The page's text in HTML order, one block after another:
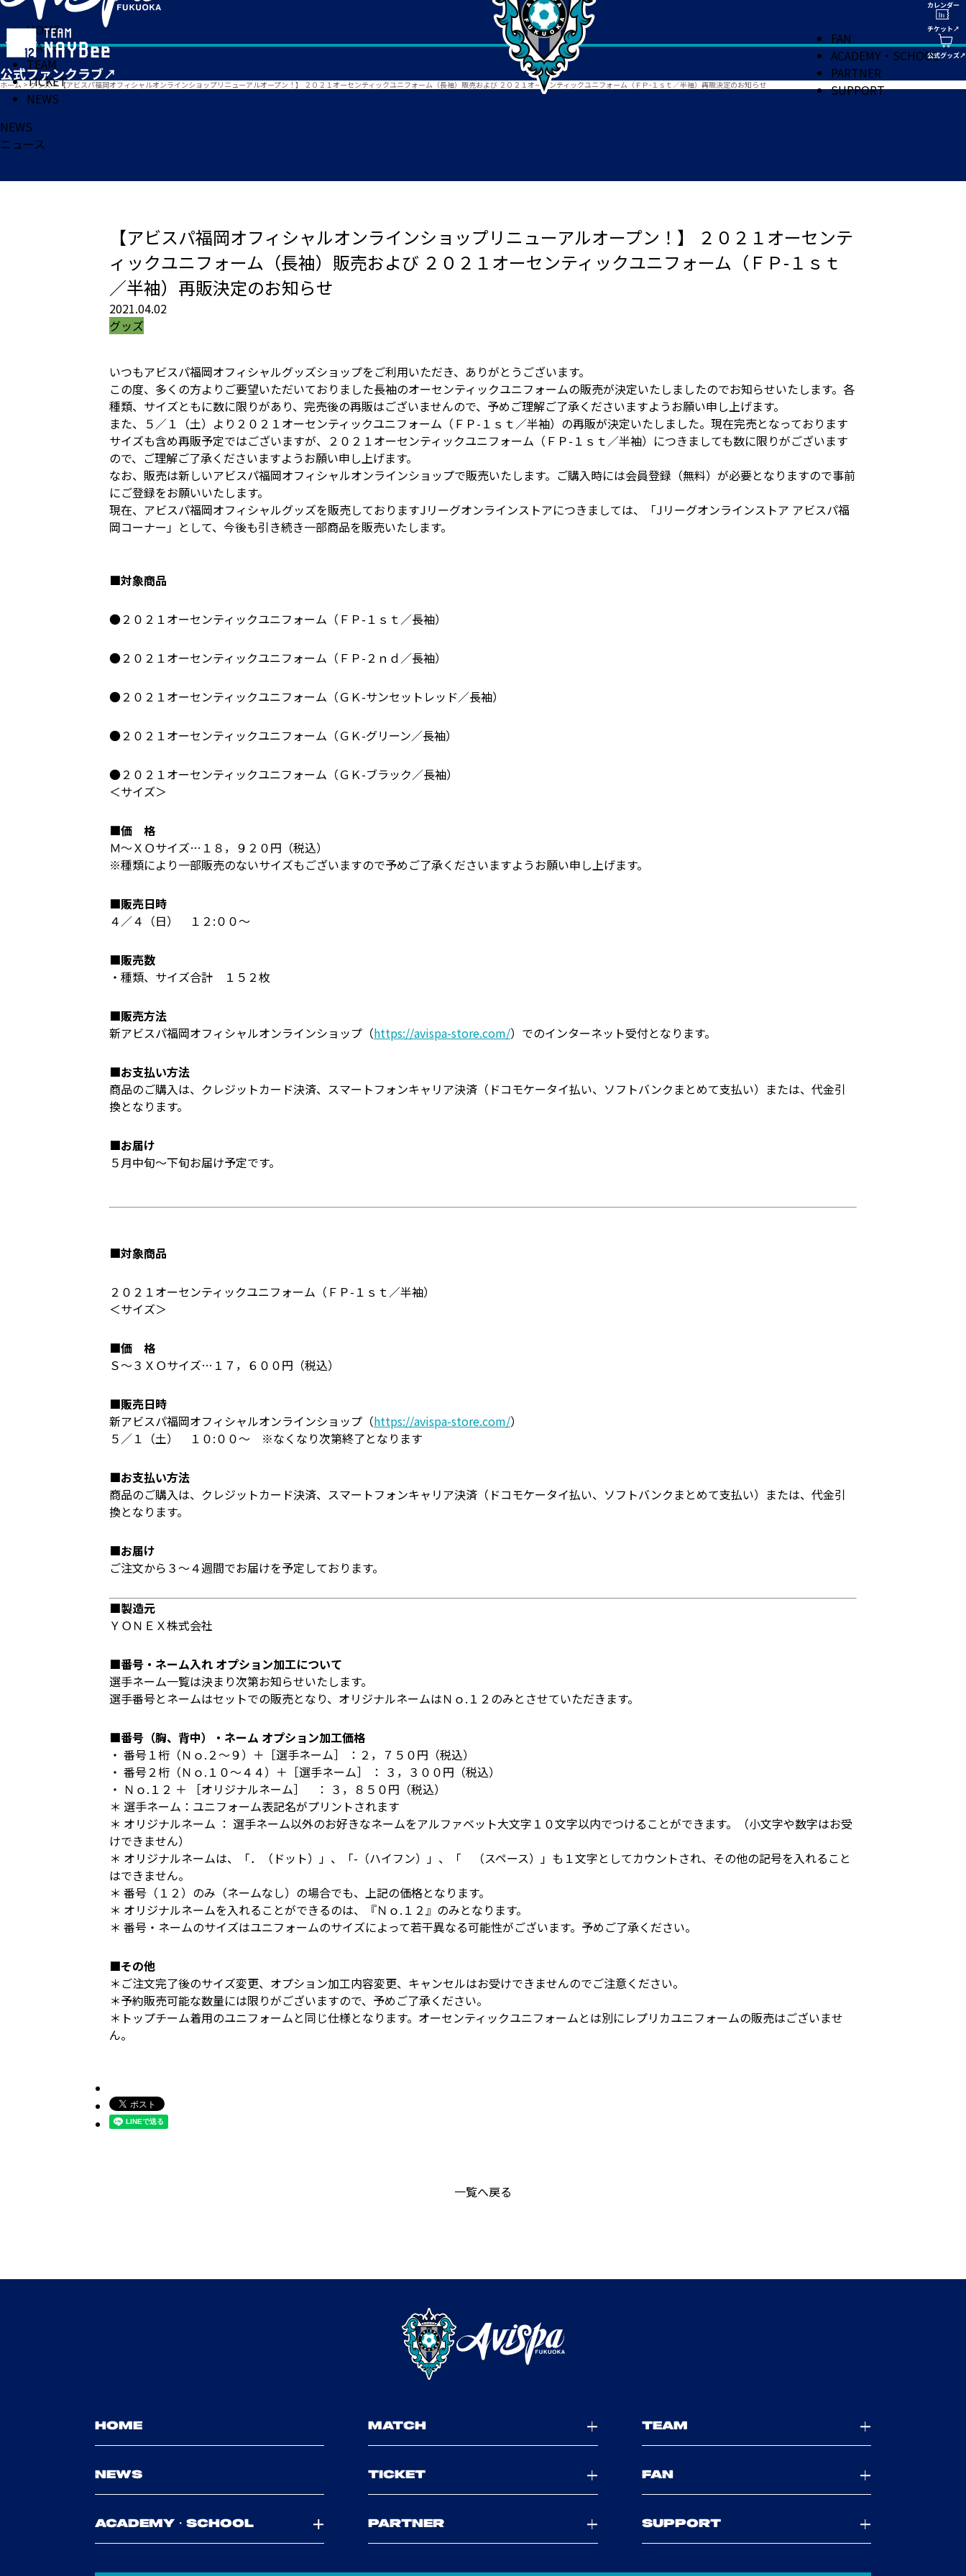
HOME
MATCH
TEAM
TICKET
NEWS
FAN
ACADEMY・SCHOOL
PARTNER
SUPPORT
ホーム > グッズ> 【アビスパ福岡オフィシャルオンラインショップリニューアルオープン！】 ２０２１オーセンティックユニフォーム（長袖）販売および ２０２１オーセンティックユニフォーム（ＦＰ-１ｓｔ／半袖）再販決定のお知らせ
NEWS
ニュース
【アビスパ福岡オフィシャルオンラインショップリニューアルオープン！】 ２０２１オーセンテ
ィックユニフォーム（長袖）販売および ２０２１オーセンティックユニフォーム（ＦＰ-１ｓｔ
／半袖）再販決定のお知らせ
2021.04.02
グッズ
いつもアビスパ福岡オフィシャルグッズショップをご利用いただき、ありがとうございます。
この度、多くの方よりご要望いただいておりました長袖のオーセンティックユニフォームの販売が決定いたしましたのでお知らせいたします。各
種類、サイズともに数に限りがあり、完売後の再販はございませんので、予めご理解ご了承くださいますようお願い申し上げます。
また、５／１（土）より２０２１オーセンティックユニフォーム（ＦＰ-１ｓｔ／半袖）の再販が決定いたしました。現在完売となっております
サイズも含め再販予定ではございますが、２０２１オーセンティックユニフォーム（ＦＰ-１ｓｔ／半袖）につきましても数に限りがございます
ので、ご理解ご了承くださいますようお願い申し上げます。
なお、販売は新しいアビスパ福岡オフィシャルオンラインショップで販売いたします。ご購入時には会員登録（無料）が必要となりますので事前
にご登録をお願いいたします。
現在、アビスパ福岡オフィシャルグッズを販売しておりますJリーグオンラインストアにつきましては、「Jリーグオンラインストア アビスパ福
岡コーナー」として、今後も引き続き一部商品を販売いたします。
■対象商品
●２０２１オーセンティックユニフォーム（ＦＰ-１ｓｔ／長袖）
●２０２１オーセンティックユニフォーム（ＦＰ-２ｎｄ／長袖）
●２０２１オーセンティックユニフォーム（ＧＫ-サンセットレッド／長袖）
●２０２１オーセンティックユニフォーム（ＧＫ-グリーン／長袖）
●２０２１オーセンティックユニフォーム（ＧＫ-ブラック／長袖）
＜サイズ＞
■価 格
Ｍ～ＸＯサイズ…１８，９２０円（税込）
※種類により一部販売のないサイズもございますので予めご了承くださいますようお願い申し上げます。
■販売日時
４／４（日） １２:００～
■販売数
・種類、サイズ合計 １５２枚
■販売方法
新アビスパ福岡オフィシャルオンラインショップ（https://avispa-store.com/）でのインターネット受付となります。
■お支払い方法
商品のご購入は、クレジットカード決済、スマートフォンキャリア決済（ドコモケータイ払い、ソフトバンクまとめて支払い）または、代金引
換となります。
■お届け
５月中旬～下旬お届け予定です。
■対象商品
２０２１オーセンティックユニフォーム（ＦＰ-１ｓｔ／半袖）
＜サイズ＞
■価 格
Ｓ～３ＸＯサイズ…１７，６００円（税込）
■販売日時
新アビスパ福岡オフィシャルオンラインショップ（https://avispa-store.com/）
５／１（土） １０:００～ ※なくなり次第終了となります
■お支払い方法
商品のご購入は、クレジットカード決済、スマートフォンキャリア決済（ドコモケータイ払い、ソフトバンクまとめて支払い）または、代金引
換となります。
■お届け
ご注文から３～４週間でお届けを予定しております。
■製造元
ＹＯＮＥＸ株式会社
■番号・ネーム入れ オプション加工について
選手ネーム一覧は決まり次第お知らせいたします。
選手番号とネームはセットでの販売となり、オリジナルネームはＮｏ.１２のみとさせていただきます。
■番号（胸、背中）・ネーム オプション加工価格
・ 番号１桁（Ｎｏ.２～９）＋［選手ネーム］ ：２，７５０円（税込）
・ 番号２桁（Ｎｏ.１０～４４）＋［選手ネーム］ ： ３，３００円（税込）
・ Ｎｏ.１２ ＋ ［オリジナルネーム］ ： ３，８５０円（税込）
＊ 選手ネーム：ユニフォーム表記名がプリントされます
＊ オリジナルネーム ： 選手ネーム以外のお好きなネームをアルファベット大文字１０文字以内でつけることができます。（小文字や数字はお受
けできません）
＊ オリジナルネームは、「．（ドット）」、「-（ハイフン）」、「 （スペース）」も１文字としてカウントされ、その他の記号を入れること
はできません。
＊ 番号（１２）のみ（ネームなし）の場合でも、上記の価格となります。
＊ オリジナルネームを入れることができるのは、『Ｎｏ.１２』のみとなります。
＊ 番号・ネームのサイズはユニフォームのサイズによって若干異なる可能性がございます。予めご了承ください。
■その他
＊ご注文完了後のサイズ変更、オプション加工内容変更、キャンセルはお受けできませんのでご注意ください。
＊予約販売可能な数量には限りがございますので、予めご了承ください。
＊トップチーム着用のユニフォームと同じ仕様となります。オーセンティックユニフォームとは別にレプリカユニフォームの販売はございませ
ん。
一覧へ戻る
HOME MATCH TEAM
NEWS TICKET FAN
ACADEMY・SCHOOL PARTNER SUPPORT